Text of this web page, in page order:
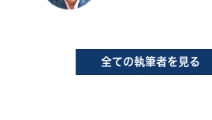
全ての執筆者を見る